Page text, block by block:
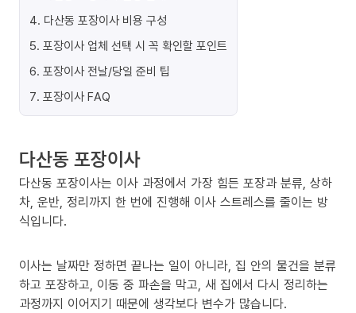
4. 다산동 포장이사 비용 구성
5. 포장이사 업체 선택 시 꼭 확인할 포인트
6. 포장이사 전날/당일 준비 팁
7. 포장이사 FAQ
다산동 포장이사
다산동 포장이사는 이사 과정에서 가장 힘든 포장과 분류, 상하
차, 운반, 정리까지 한 번에 진행해 이사 스트레스를 줄이는 방
식입니다.
이사는 날짜만 정하면 끝나는 일이 아니라, 집 안의 물건을 분류
하고 포장하고, 이동 중 파손을 막고, 새 집에서 다시 정리하는
과정까지 이어지기 때문에 생각보다 변수가 많습니다.